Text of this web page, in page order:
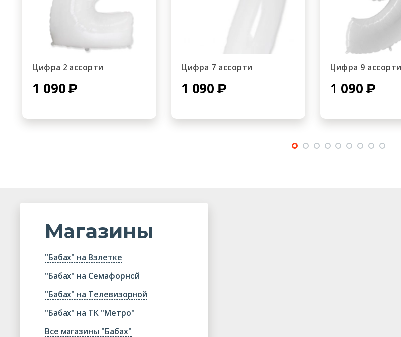
Цифра 2 ассорти
1 090
Цифра 7 ассорти
1 090
Цифра 9 ассорти
1 090
Магазины
"Бабах" на Взлетке
"Бабах" на Семафорной
"Бабах" на Телевизорной
"Бабах" на ТК "Метро"
Все магазины "Бабах"